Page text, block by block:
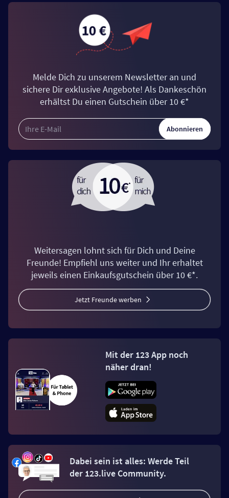
Melde Dich zu unserem Newsletter an und
sichere Dir exklusive Angebote! Als Dankeschön
erhältst Du einen Gutschein über 10 €*
Abonnieren
Weitersagen lohnt sich für Dich und Deine
Freunde! Empfiehl uns weiter und Ihr erhaltet
jeweils einen Einkaufsgutschein über 10 €*.
Jetzt Freunde werben
Mit der 123 App noch
näher dran!
Dabei sein ist alles: Werde Teil
der 123.live Community.